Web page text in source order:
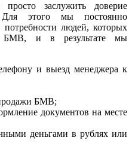
заслужить доверие
Для этого мы постоянно
потребности людей, которых
БМВ, и в результате мы
и выезд менеджера к
БМВ;
документов на месте
деньгами в рублях или